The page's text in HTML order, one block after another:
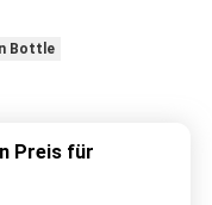
Bottle
Preis für